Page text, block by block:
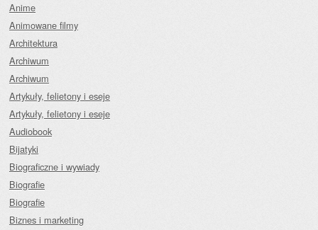
Anime
Animowane filmy
Architektura
Archiwum
Archiwum
Artykuły, felietony i eseje
Artykuły, felietony i eseje
Audiobook
Bijatyki
Biograficzne i wywiady
Biografie
Biografie
Biznes i marketing